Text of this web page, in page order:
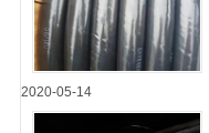
2020-05-14